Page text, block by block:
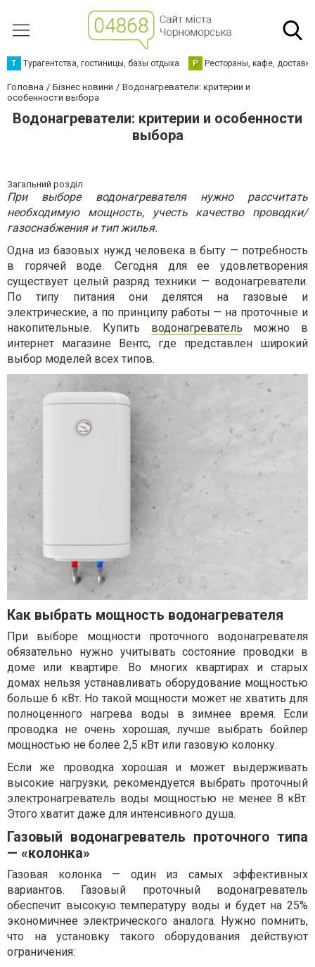
Т Турагентства, гостиницы, базы отдыха Р Рестораны, кафе,
Головна Бізнес новини
Водонагреватели: критерии и
особенности выбора
Водонагреватели: критерии и особенности
выбора
Загальний розділ
При выборе водонагревателя нужно рассчитать
необходимую мощность, учесть качество проводки/
газоснабжения и тип жилья.
Одна из базовых нужд человека в быту — потребность
в горячей воде. Сегодня для ее удовлетворения
существует целый разряд техники — водонагреватели.
По типу питания они делятся на газовые и
электрические, а по принципу работы — на проточные и
накопительные. Купить водонагреватель можно в
интернет магазине Вентс, где представлен широкий
выбор моделей всех типов.
Как выбрать мощность водонагревателя
При выборе мощности проточного водонагревателя
обязательно нужно учитывать состояние проводки в
доме или квартире. Во многих квартирах и старых
домах нельзя устанавливать оборудование мощностью
больше 6 кВт. Но такой мощности может не хватить для
полноценного нагрева воды в зимнее время. Если
проводка не очень хорошая, лучше выбрать бойлер
мощностью не более 2,5 кВт или газовую колонку.
Если же проводка хорошая и может выдерживать
высокие нагрузки, рекомендуется выбрать проточный
электронагреватель воды мощностью не менее 8 кВт.
Этого хватит даже для интенсивного душа.
Газовый водонагреватель проточного типа
— «колонка»
Газовая колонка — один из самых эффективных
вариантов. Газовый проточный водонагреватель
обеспечит высокую температуру воды и будет на 25%
экономичнее электрического аналога. Нужно помнить,
что на установку такого оборудования действуют
ограничения: